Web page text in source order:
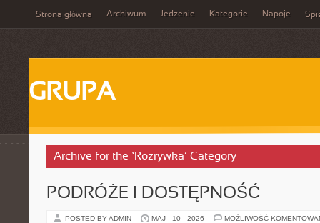
Strona główna Archiwum Jedzenie Kategorie Napoje
GRUPA
Archive for the ‘Rozrywka’ Category
PODRÓŻE I DOSTĘPNOŚĆ
POSTED BY ADMIN MAJ - 10 - 2026 MOŻLIWOŚĆ